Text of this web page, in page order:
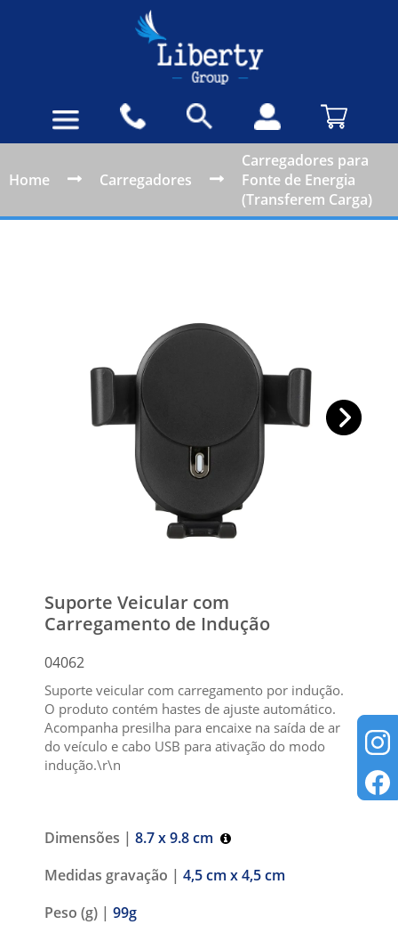
Home Carregadores
Carregadores para
Fonte de Energia
(Transferem Carga)
Suporte Veicular com
Carregamento de Indução
04062
Suporte veicular com carregamento por indução.
O produto contém hastes de ajuste automático.
Acompanha presilha para encaixe na saída de ar
do veículo e cabo USB para ativação do modo
indução.\r\n
Dimensões | 8.7 x 9.8 cm
Medidas gravação | 4,5 cm x 4,5 cm
Peso (g) | 99g